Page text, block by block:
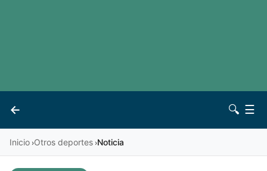
←
Vives 🔍 ☰
Inicio ›Otros deportes ›Noticia